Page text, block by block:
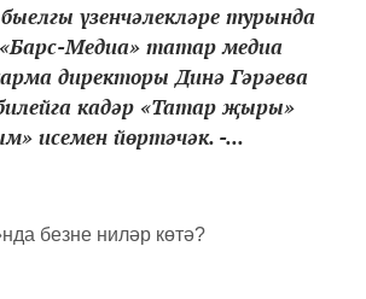
үзенчәлекләре турында
«Барс-Медиа» татар медиа
директоры Динә Гәрәева
кадәр «Татар җыры»
исемен йөртәчәк. -...